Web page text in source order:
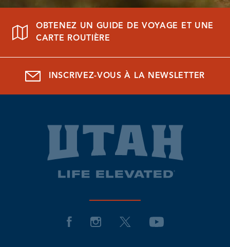
OBTENEZ UN GUIDE DE VOYAGE ET UNE
CARTE ROUTIÈRE
INSCRIVEZ-VOUS À LA NEWSLETTER